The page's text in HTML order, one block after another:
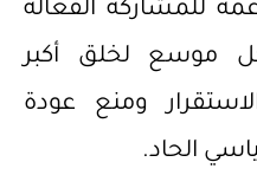
للمشاركة الفعالة
موسع لخلق أكبر
ومنع عودة
الحاد.